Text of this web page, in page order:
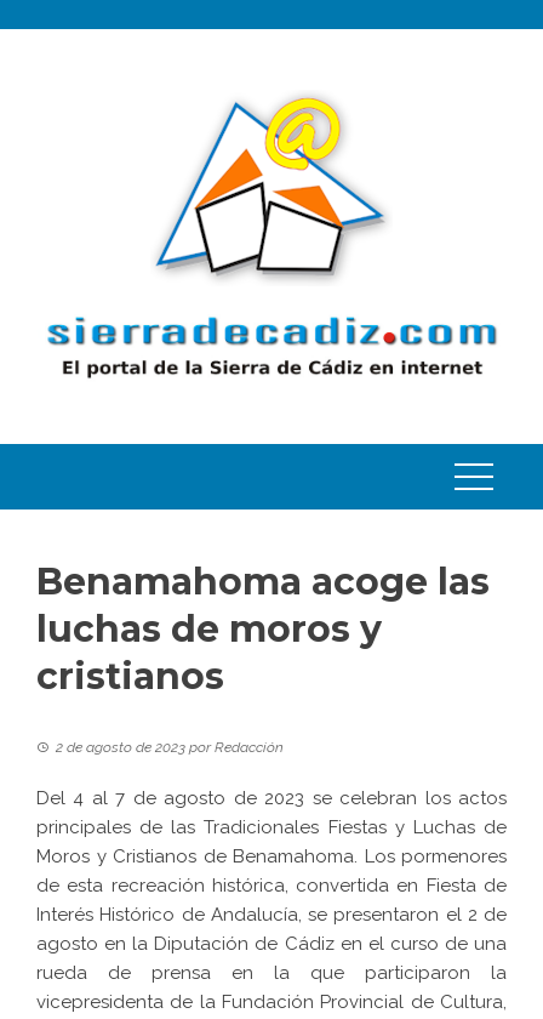
Benamahoma acoge las
luchas de moros y
cristianos
2 de agosto de 2023 porRedacción
Del 4 al 7 de agosto de 2023 se celebran los actos
principales de las Tradicionales Fiestas y Luchas de
Moros y Cristianos de Benamahoma. Los pormenores
de esta recreación histórica, convertida en Fiesta de
Interés Histórico de Andalucía, se presentaron el 2 de
agosto en la Diputación de Cádiz en el curso de una
rueda de prensa en la que participaron la
vicepresidenta de la Fundación Provincial de Cultura,